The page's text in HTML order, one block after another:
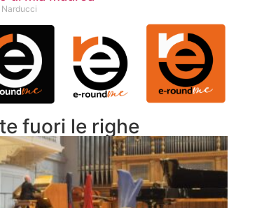
fuori le righe